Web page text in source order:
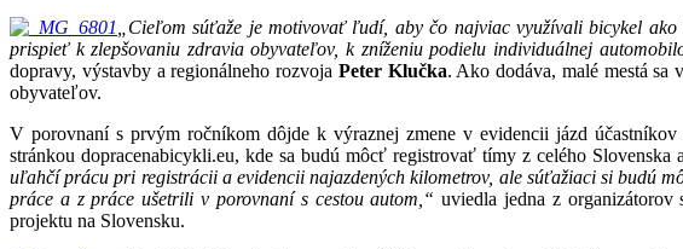
„Cieľom súťaže je motivovať ľudí, aby čo najviac využívali bicykel
prispieť k zlepšovaniu zdravia obyvateľov, k zníženiu podielu individuálnej
dopravy, výstavby a regionálneho rozvoja Peter Klučka. Ako dodáva, malé mestá
obyvateľov.
V porovnaní s prvým ročníkom dôjde k výraznej zmene v evidencii jázd
stránkou dopracenabicykli.eu, kde sa budú môcť registrovať tímy z celého Slovenska
uľahčí prácu pri registrácii a evidencii najazdených kilometrov, ale súťažiaci si budú
práce a z práce ušetrili v porovnaní s cestou autom,“ uviedla jedna z organizátorov
projektu na Slovensku.